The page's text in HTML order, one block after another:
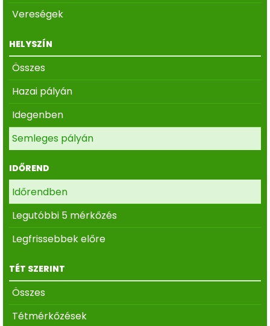
Vereségek
HELYSZÍN
Összes
Hazai pályán
Idegenben
Semleges pályán
IDŐREND
Időrendben
Legutóbbi 5 mérkőzés
Legfrissebbek előre
TÉT SZERINT
Összes
Tétmérkőzések